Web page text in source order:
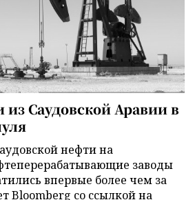
Саудовской Аравии в
нефти на
заводы
впервые более чем за
Bloomberg со ссылкой на